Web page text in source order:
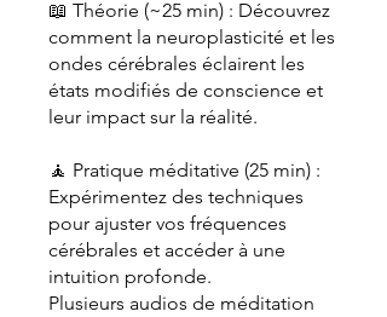
📖 Théorie (~25 min) : Découvrez
comment la neuroplasticité et les
ondes cérébrales éclairent les
états modifiés de conscience et
leur impact sur la réalité.
🧘 Pratique méditative (25 min) :
Expérimentez des techniques
pour ajuster vos fréquences
cérébrales et accéder à une
intuition profonde.
Plusieurs audios de méditation